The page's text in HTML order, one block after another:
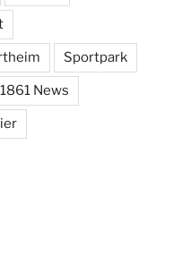
Sportpark
News